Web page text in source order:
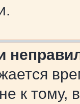
к тому,